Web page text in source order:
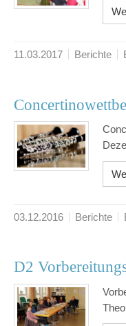
11.03.2017 Berichte
03.12.2016 Berichte
D2